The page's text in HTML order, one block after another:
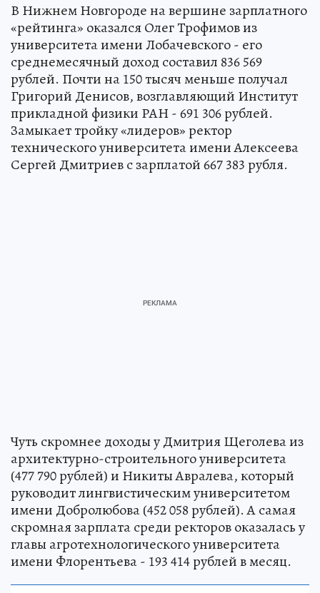
В Нижнем Новгороде на вершине зарплатного
«рейтинга» оказался Олег Трофимов из
университета имени Лобачевского - его
среднемесячный доход составил 836 569
рублей. Почти на 150 тысяч меньше получал
Григорий Денисов, возглавляющий Институт
прикладной физики РАН - 691 306 рублей.
Замыкает тройку «лидеров» ректор
технического университета имени Алексеева
Сергей Дмитриев с зарплатой 667 383 рубля.
Чуть скромнее доходы у Дмитрия Щеголева из
архитектурно-строительного университета
(477 790 рублей) и Никиты Авралева, который
руководит лингвистическим университетом
имени Добролюбова (452 058 рублей). А самая
скромная зарплата среди ректоров оказалась у
главы агротехнологического университета
имени Флорентьева - 193 414 рублей в месяц.